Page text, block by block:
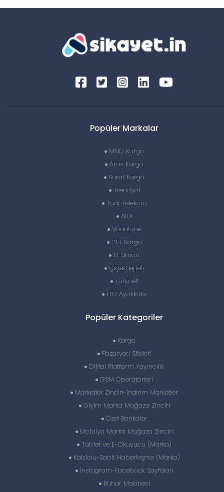
Popüler Markalar
MNG Kargo
Aras Kargo
Sürat Kargo
Trendyol
Türk Telekom
A101
Vodafone
PTT Kargo
D-Smart
ÇiçekSepeti
Turkcell
FLO Ayakkabı
Popüler Kategoriler
Kargo
Pazaryeri Siteleri
Dijital Platform Yayıncılık
GSM Operatörleri
Marketler Zinciri-İndirim Marketler
Giyim Marka Mağaza Zinciri
Özel Bankalar
Mobilya Marka Mağaza Zinciri
Tablet ve E-Okuyucu (Marka)
Kablolu-Sabit Haberleşme (Marka)
İnstagram-Facebook Sayfaları
Buhar Makinesi